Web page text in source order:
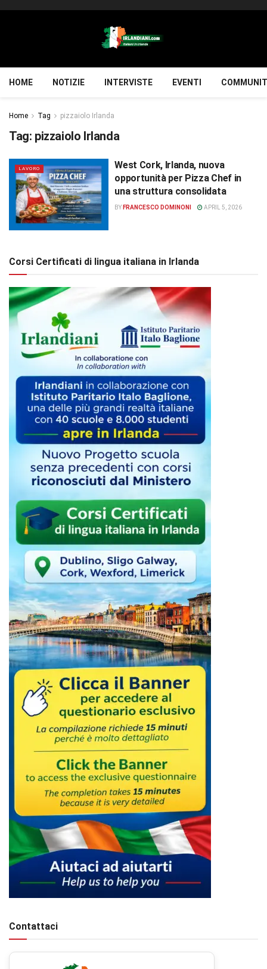
HOME NOTIZIE INTERVISTE EVENTI
Home Tag pizzaiolo Irlanda
Tag: pizzaiolo Irlanda
LAVORO
West Cork, Irlanda, nuova
opportunità per Pizza Chef in
una struttura consolidata
BY FRANCESCO DOMINONI APRIL 5, 2026
Corsi Certificati di lingua italiana in Irlanda
Contattaci